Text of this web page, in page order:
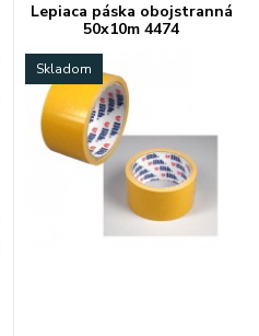
Lepiaca páska obojstranná
50x10m 4474
Skladom